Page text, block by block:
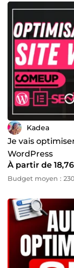
Kadea
Je vais
WordPress
À partir de
Budget moyen :